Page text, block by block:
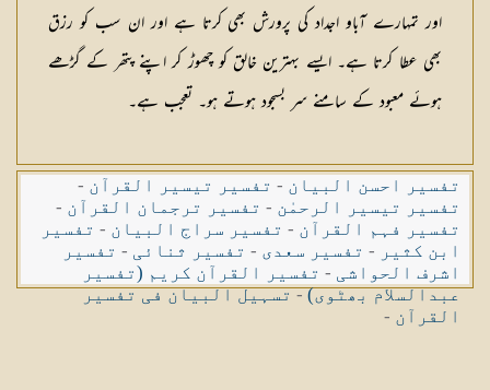
اور تمہارے آباو اجداد کی پرورش بھی کرتا ہے اور ان سب کو رزق
بھی عطا کرتا ہے۔ ایسے بہترین خالق کو چھوڑ کر اپنے پتھر کے گڑھے
ہوئے معبود کے سامنے سر بسجود ہوتے ہو۔ تعجب ہے۔
تفسیر احسن البیان - تفسیر تیسیر القرآن -
تفسیر تیسیر الرحمٰن - تفسیر ترجمان القرآن -
تفسیر فہم القرآن - تفسیر سراج البیان - تفسیر
ابن کثیر - تفسیر سعدی - تفسیر ثنائی - تفسیر
اشرف الحواشی - تفسیر القرآن کریم (تفسیر
عبدالسلام بھٹوی)-تسہیل البیان فی تفسیر
القرآن -